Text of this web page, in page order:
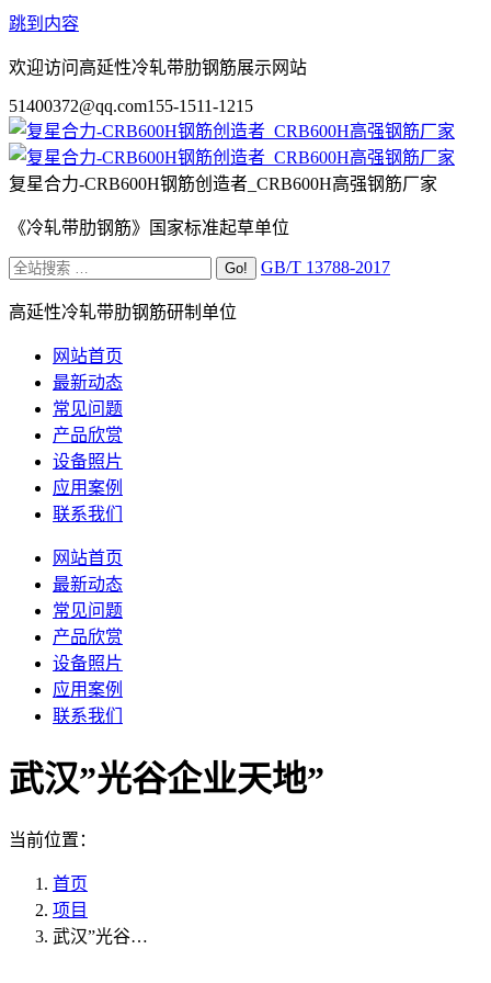
跳到内容
欢迎访问高延性冷轧带肋钢筋展示网站
51400372@qq.com155-1511-1215
复星合力-CRB600H钢筋创造者_CRB600H高强钢筋厂家
《冷轧带肋钢筋》国家标准起草单位
GB/T 13788-2017
高延性冷轧带肋钢筋研制单位
网站首页
最新动态
常见问题
产品欣赏
设备照片
应用案例
联系我们
网站首页
最新动态
常见问题
产品欣赏
设备照片
应用案例
联系我们
武汉”光谷企业天地”
当前位置：
首页
项目
武汉”光谷…